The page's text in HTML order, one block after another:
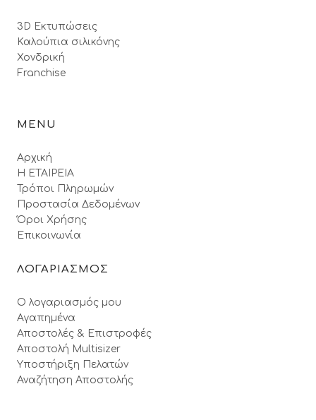
3D Εκτυπώσεις
Καλούπια σιλικόνης
Χονδρική
Franchise
MENU
Αρχική
Η ΕΤΑΙΡΕΙΑ
Τρόποι Πληρωμών
Προστασία Δεδομένων
Όροι Xρήσης
Επικοινωνία
ΛΟΓΑΡΙΑΣΜΟΣ
Ο λογαριασμός μου
Αγαπημένα
Αποστολές & Επιστροφές
Αποστολή Multisizer
Υποστήριξη Πελατών
Αναζήτηση Αποστολής